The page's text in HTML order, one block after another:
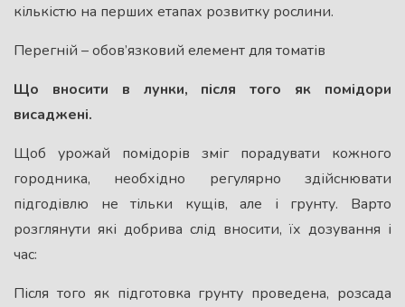
кількістю на перших етапах розвитку рослини.
Перегній – обов’язковий елемент для томатів
Що вносити в лунки, після того як помідори
висаджені.
Щоб урожай помідорів зміг порадувати кожного
городника, необхідно регулярно здійснювати
підгодівлю не тільки кущів, але і грунту. Варто
розглянути які добрива слід вносити, їх дозування і
час:
Після того як підготовка грунту проведена, розсада